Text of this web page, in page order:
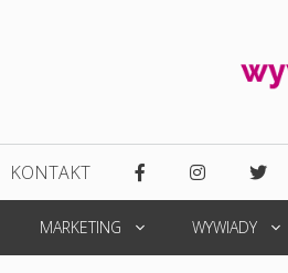
KONTAKT
MARKETING WYWIADY